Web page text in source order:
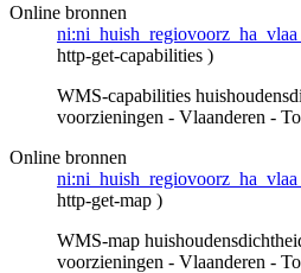
Online bronnen
http-get-capabilities )
WMS-capabilities
voorzieningen - Vlaanderen -
Online bronnen
http-get-map )
WMS-map
voorzieningen - Vlaanderen -